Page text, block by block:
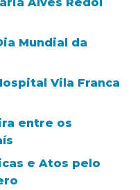
Mundial da
Vila Franca
entre os
e Atos pelo